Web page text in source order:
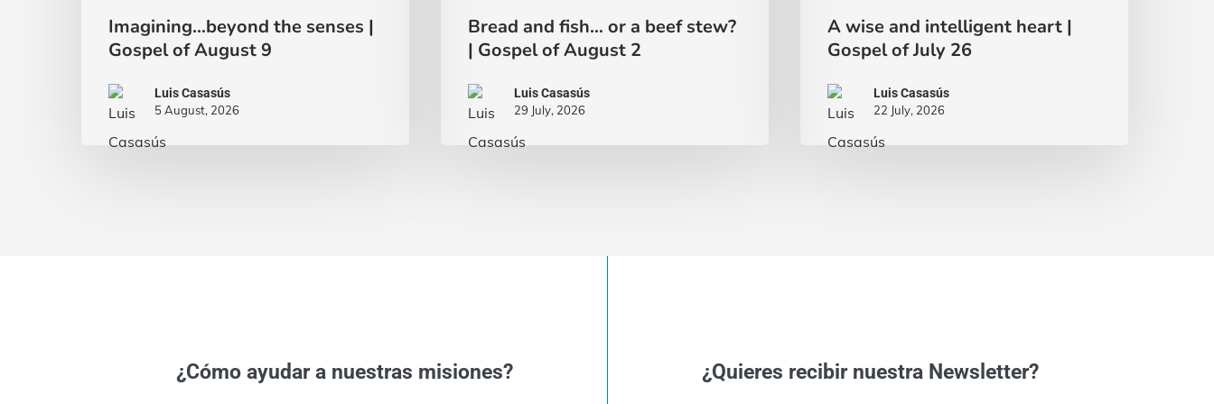
Imagining…beyond the senses |
Gospel of August 9
Luis Casasús
5 August, 2026
Bread and fish… or a beef stew?
| Gospel of August 2
Luis Casasús
29 July, 2026
A wise and intelligent heart |
Gospel of July 26
Luis Casasús
22 July, 2026
¿Cómo ayudar a nuestras misiones? ¿Quieres recibir nuestra Newsletter?